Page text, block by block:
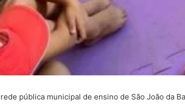
pública municipal de ensino de São João da